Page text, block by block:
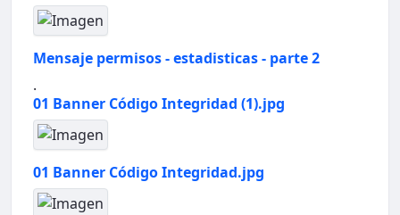
Mensaje permisos - estadisticas - parte 2
.
01 Banner Código Integridad (1).jpg
01 Banner Código Integridad.jpg